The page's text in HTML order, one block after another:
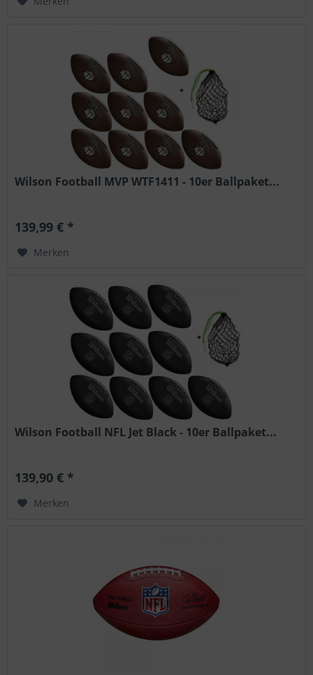
Wilson Football MVP WTF1411 - 10er Ballpaket...
139,99 € *
Merken
Wilson Football NFL Jet Black - 10er Ballpaket...
139,90 € *
Merken